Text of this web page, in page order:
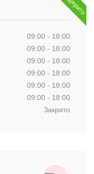
09:00 - 18:00
09:00 - 18:00
09:00 - 18:00
09:00 - 18:00
09:00 - 18:00
09:00 - 18:00
Закрито